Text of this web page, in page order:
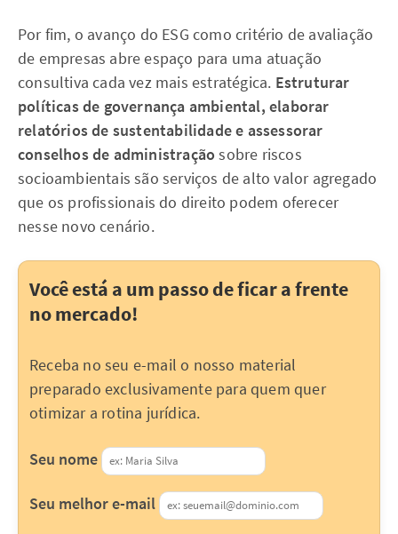
Por fim, o avanço do ESG como critério de avaliação
de empresas abre espaço para uma atuação
consultiva cada vez mais estratégica. Estruturar
políticas de governança ambiental, elaborar
relatórios de sustentabilidade e assessorar
conselhos de administração sobre riscos
socioambientais são serviços de alto valor agregado
que os profissionais do direito podem oferecer
nesse novo cenário.
Você está a um passo de ficar a frente
no mercado!
Receba no seu e-mail o nosso material
preparado exclusivamente para quem quer
otimizar a rotina jurídica.
Seu nome
Seu melhor e-mail